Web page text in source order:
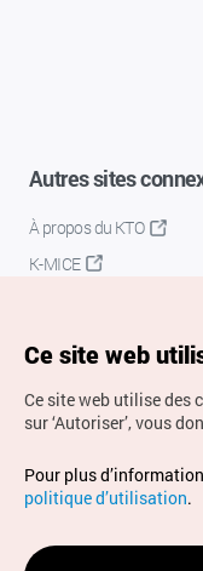
Autres sites
À propos du KTO
K-MICE
Droits d’auteur (c)
Tous droits réservés.
Pour les rapports
adressez vos
Ce site web
Ce site web utilise des
sur ‘Autoriser’, vous
Pour plus
politique d’utilisation.